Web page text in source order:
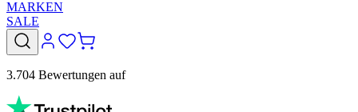
MARKEN
SALE
3.704 Bewertungen auf